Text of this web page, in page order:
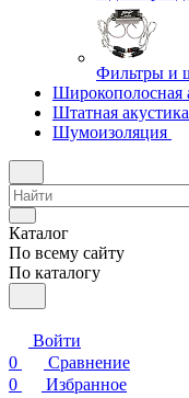
Фильтры и
Широкополосная
Штатная акустика
Шумоизоляция
Каталог
По всему сайту
По каталогу
Войти
0
Сравнение
0
Избранное